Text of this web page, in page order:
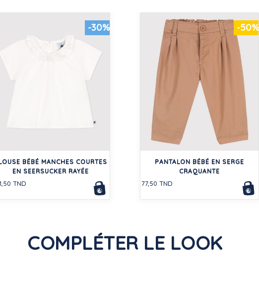
-30%
BÉBÉ MANCHES COURTES
EN SEERSUCKER RAYÉE
TND
-50%
PANTALON BÉBÉ EN SERGE
CRAQUANTE
77,50 TND
COMPLÉTER LE LOOK